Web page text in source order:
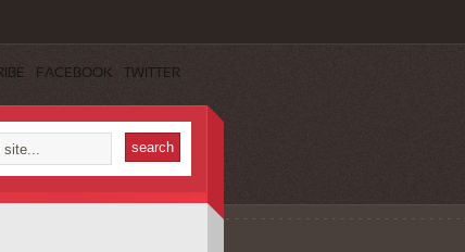
FACEBOOK TWITTER